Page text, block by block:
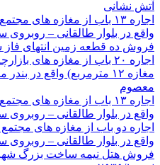
آتش نشانی
اجاره ۱۳ باب از مغازه
واقع در بلوار طالقانی –
فروش ده قطعه زمین انتهای فاز
اجاره ۲۰ باب از مغازه های
معصوم
اجاره ۱۳ باب از مغازه
واقع در بلوار طالقانی –
اجاره دو باب از مغازه های
واقع در بلوار طالقانی –
فروش هتل نیمه ساخت بزرگ